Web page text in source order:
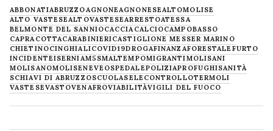
ABBONATIABRUZZOAGNONEAGNONESEALTOMOLISE
ALTO VASTESEALTOVASTESEARRESTOATESSA
BELMONTE DEL SANNIOCACCIACALCIOCAMPOBASSO
CAPRACOTTACARABINIERICASTIGLIONE MESSER MARINO
CHIETINOCINGHIALICOVID19DROGAFINANZAFORESTALE FURTO
INCIDENTEISERNIAM5SMALTEMPOMIGRANTIMOLISANI
MOLISANOMOLISENEVE OSPEDALEPOLIZIAPROFUGHISANITÀ
SCHIAVI DI ABRUZZOSCUOLASELECONTROLLOTERMOLI
VASTESEVASTOVENAFROVIABILITÀVIGILI DEL FUOCO